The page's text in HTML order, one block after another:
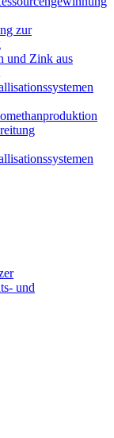
zur
und Zink aus
und